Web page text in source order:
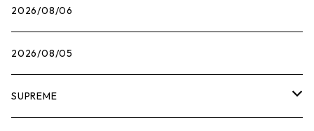
2026/08/06
2026/08/05
SUPREME